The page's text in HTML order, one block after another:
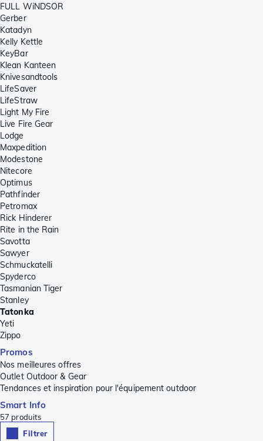
FULL WiNDSOR
Gerber
Katadyn
Kelly Kettle
KeyBar
Klean Kanteen
Knivesandtools
LifeSaver
LifeStraw
Light My Fire
Live Fire Gear
Lodge
Maxpedition
Modestone
Nitecore
Optimus
Pathfinder
Petromax
Rick Hinderer
Rite in the Rain
Savotta
Sawyer
Schmuckatelli
Spyderco
Tasmanian Tiger
Stanley
Tatonka
Yeti
Zippo
Promos
Nos meilleures offres
Outlet Outdoor & Gear
Tendances et inspiration pour l'équipement outdoor
Smart Info
57 produits
Filtrer